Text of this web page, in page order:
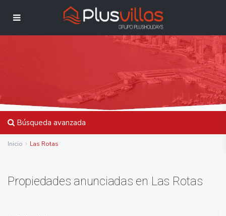
Búsqueda avanzada
Inicio Las Rotas
Propiedades anunciadas en Las Rotas